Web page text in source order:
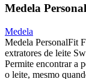
Medela
Medela
Medela PersonalFit
extratores de leite
Permite encontrar a
o leite, mesmo